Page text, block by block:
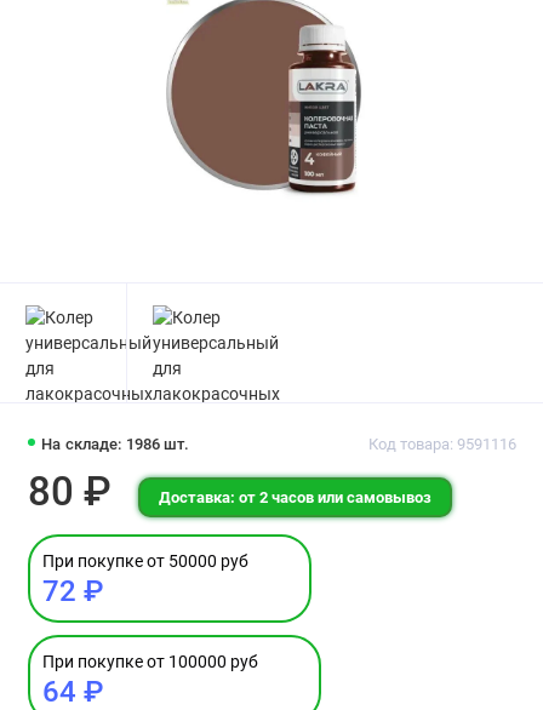
На складе: 1986 шт. Код товара: 9591116
80 ₽ Доставка: от 2 часов или самовывоз
При покупке от 50000 руб
72 ₽
При покупке от 100000 руб
64 ₽